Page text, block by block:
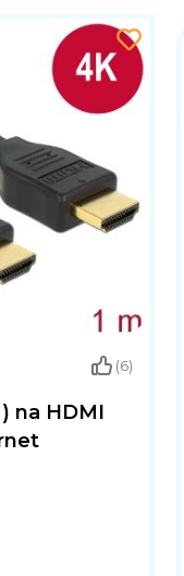
(6)
na HDMI